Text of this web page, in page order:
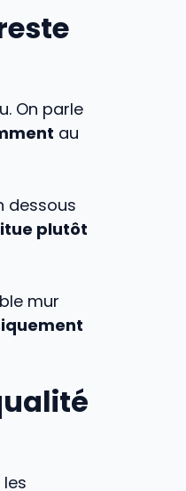
On parle
au
dessous
plutôt
mur